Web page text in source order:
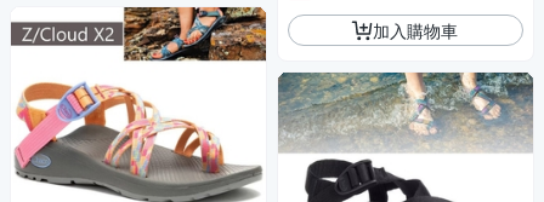
加入購物車